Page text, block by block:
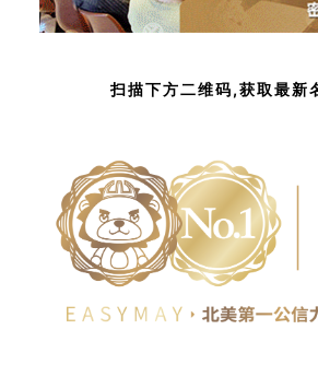
扫描下方二维码,获取最新